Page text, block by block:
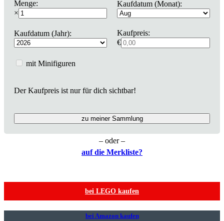
Menge:
×
Kaufdatum (Monat):
Kaufdatum (Jahr):
Kaufpreis:
€
Der Kaufpreis ist nur für dich sichtbar!
zu meiner Sammlung
mit Minifiguren
– oder –
auf die Merkliste?
bei LEGO kaufen
bei Amazon kaufen